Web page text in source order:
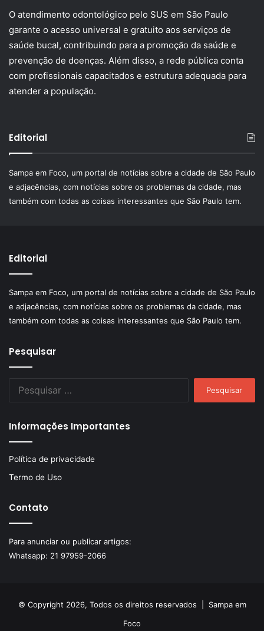
O atendimento odontológico pelo SUS em São Paulo
garante o acesso universal e gratuito aos serviços de
saúde bucal, contribuindo para a promoção da saúde e
prevenção de doenças. Além disso, a rede pública conta
com profissionais capacitados e estrutura adequada para
atender a população.
Editorial
Sampa em Foco, um portal de notícias sobre a cidade de São Paulo
e adjacências, com notícias sobre os problemas da cidade, mas
também com todas as coisas interessantes que São Paulo tem.
Editorial
Sampa em Foco, um portal de notícias sobre a cidade de São Paulo
e adjacências, com notícias sobre os problemas da cidade, mas
também com todas as coisas interessantes que São Paulo tem.
Pesquisar
Informações Importantes
Política de privacidade
Termo de Uso
Contato
Para anunciar ou publicar artigos:
Whatsapp: 21 97959-2066
© Copyright 2026, Todos os direitos reservados | Sampa em
Foco